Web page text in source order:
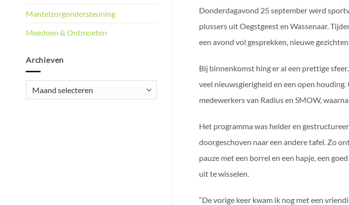
Mantelzorgondersteuning
Meedoen & Ontmoeten
Archieven
Donderdagavond 25 september werd
plussers uit Oegstgeest en Wassenaar.
een avond vol gesprekken, nieuwe
Bij binnenkomst hing er al een prettige
veel nieuwsgierigheid en een open
medewerkers van Radius en SMOW,
Het programma was helder en
doorgeschoven naar een andere tafel. Zo
pauze met een borrel en een hapje, een
uit te wisselen.
“De vorige keer kwam ik nog met een